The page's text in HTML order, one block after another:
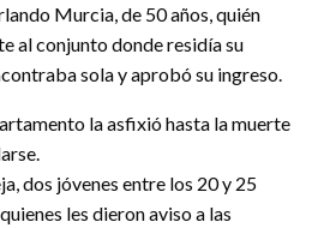
Murcia, de 50 años, quién
al conjunto donde residía su
sola y aprobó su ingreso.
la asfixió hasta la muerte
dos jóvenes entre los 20 y 25
les dieron aviso a las